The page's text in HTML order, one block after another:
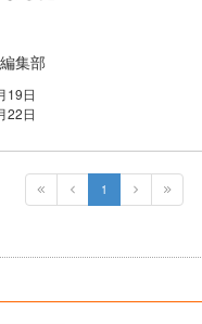
制作会社様へ
用開始までの流れ
集部
19日
22日
1